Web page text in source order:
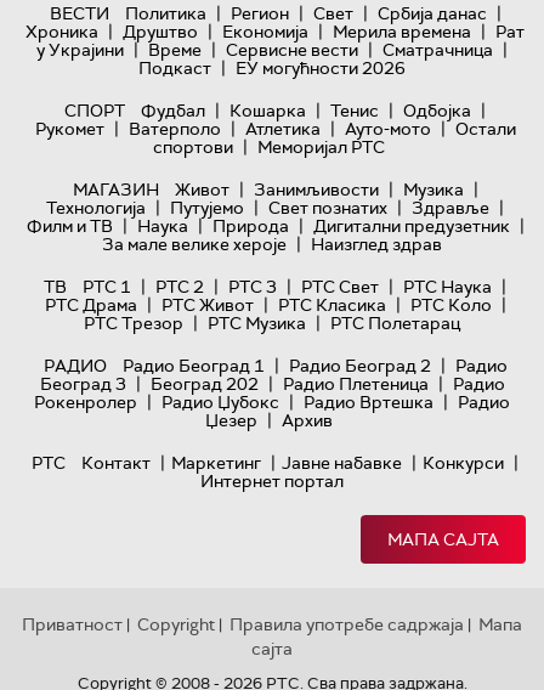
ВЕСТИ Политика | Регион | Свет | Србија данас |
Хроника | Друштво | Економија | Мерила времена | Рат
у Украјини | Време | Сервисне вести | Сматрачница |
Подкаст | ЕУ могућности 2026
СПОРТ
Фудбал | Кошарка | Тенис | Одбојка |
Рукомет | Ватерполо | Атлетика | Ауто-мото | Остали
спортови | Меморијал РТС
МАГАЗИН
Живот | Занимљивости | Музика |
Технологијa | Путујемо | Свет познатих | Здравље |
Филм и ТВ | Наука | Природа | Дигитални предузетник |
За мале велике хероје | Наизглед здрав
ТВ
РТС 1 | РТС 2 | РТС 3 | РТС Свет | РТС Наука |
РТС Драма | РТС Живот | РТС Класика | РТС Коло |
РТС Трезор | РТС Музика | РТС Полетарац
РАДИО
Радио Београд 1 | Радио Београд 2 | Радио
Београд 3 | Београд 202 | Радио Плетеница | Радио
Рокенролер | Радио Џубокс | Радио Вртешка | Радио
Џезер | Архив
РТС
Контакт | Маркетинг | Јавне набавке | Конкурси |
Интернет портал
МАПА САЈТА
Приватност | Copyright | Правила употребе садржаја | Мапа
сајта
Copyright © 2008 - 2026 РТС. Сва права задржана.